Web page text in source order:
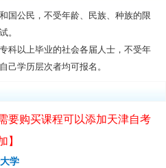
国公民，不受年龄、民族、种族的限
。
科以上毕业的社会各届人士，不受年
己学历层次者均可报名。
要购买课程可以添加天津自考
】
学